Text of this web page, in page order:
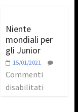
Niente
mondiali per
gli Junior
15/01/2021
Commenti
disabilitati